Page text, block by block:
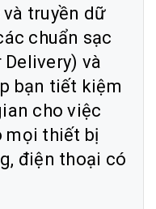
và truyền dữ
chuẩn sạc
Delivery) và
bạn tiết kiệm
cho việc
mọi thiết bị
điện thoại có